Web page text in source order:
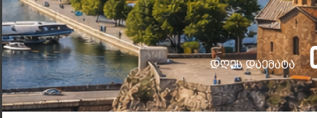
Დღეს Დაემატა